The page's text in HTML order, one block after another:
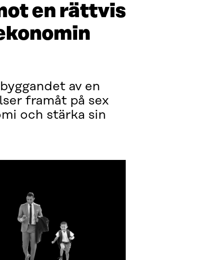
en rättvis
av en
framåt på sex
och stärka sin